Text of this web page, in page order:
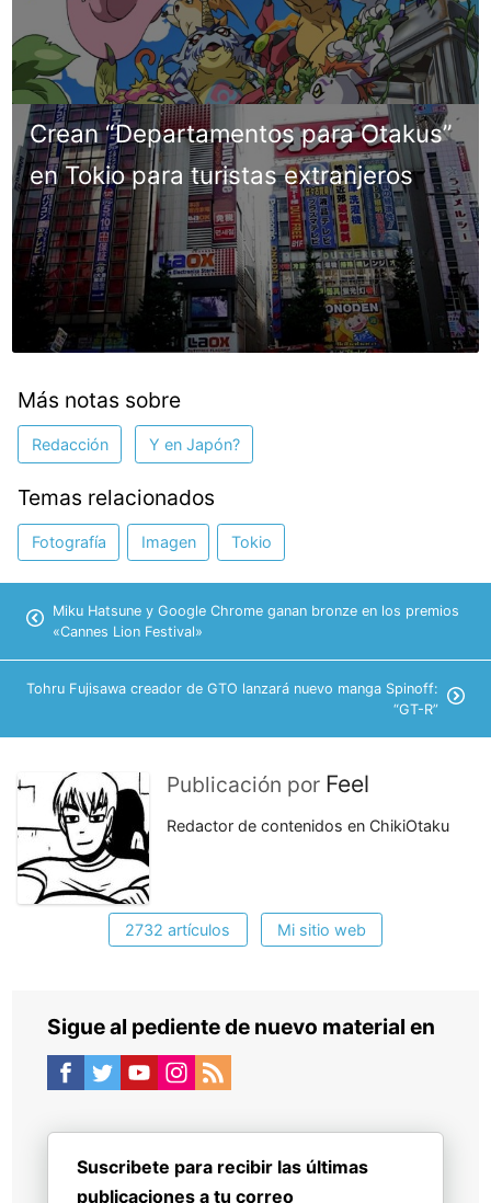
Crean “Departamentos para Otakus”
en Tokio para turistas extranjeros
Más notas sobre
Redacción Y en Japón?
Temas relacionados
Fotografía Imagen Tokio
Miku Hatsune y Google Chrome ganan bronze en los premios
«Cannes Lion Festival»
Tohru Fujisawa creador de GTO lanzará nuevo manga Spinoff:
“GT-R”
Publicación por Feel
Redactor de contenidos en ChikiOtaku
2732 artículos Mi sitio web
Sigue al pediente de nuevo material en
Suscribete para recibir las últimas
publicaciones a tu correo